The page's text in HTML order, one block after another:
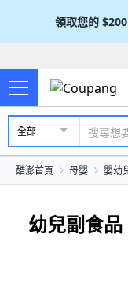
領取您的 $200
全部
酷澎首頁 母嬰 嬰幼
幼兒副食品